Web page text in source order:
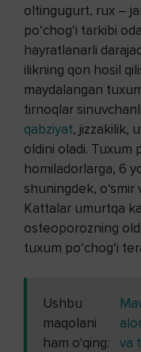
oltingugurt, rux –
po‘chog‘i tarkibi
hayratlanarli
ilikning qon hosil
maydalangan
tirnoqlar
qabziyat, jizzakilik,
oldini oladi. Tuxum
homiladorlarga, 6
shuningdek, o‘smir
Kattalar umurtqa
osteoporozning
tuxum po‘chog‘i
Ushbu
maqolani
ham o'qing:
va